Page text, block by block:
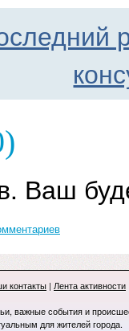
Ваш
контакты | Лента активности
важные события и
для жителей города.